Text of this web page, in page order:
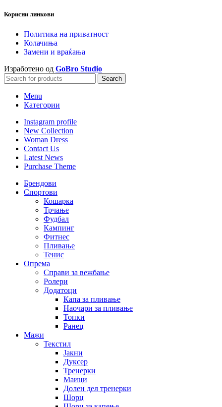
Корисни линкови
Политика на приватност
Колачиња
Замени и враќања
Изработено од GoBro Studio
Search
Menu
Категории
Instagram profile
New Collection
Woman Dress
Contact Us
Latest News
Purchase Theme
Брендови
Спортови
Кошарка
Трчање
Фудбал
Кампинг
Фитнес
Пливање
Тенис
Опрема
Справи за вежбање
Ролери
Додатоци
Капа за пливање
Наочари за пливање
Топки
Ранец
Мажи
Текстил
Јакни
Дуксер
Тренерки
Маици
Долен дел тренерки
Шорц